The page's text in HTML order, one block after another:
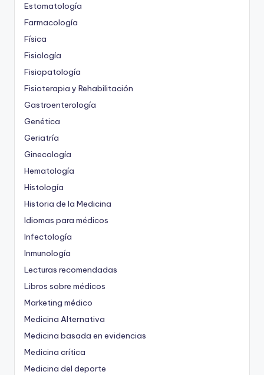
Estomatología
Farmacología
Física
Fisiología
Fisiopatología
Fisioterapia y Rehabilitación
Gastroenterología
Genética
Geriatría
Ginecología
Hematología
Histología
Historia de la Medicina
Idiomas para médicos
Infectología
Inmunología
Lecturas recomendadas
Libros sobre médicos
Marketing médico
Medicina Alternativa
Medicina basada en evidencias
Medicina crítica
Medicina del deporte